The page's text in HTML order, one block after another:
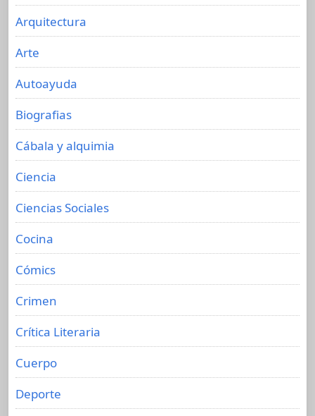
Arquitectura
Arte
Autoayuda
Biografias
Cábala y alquimia
Ciencia
Ciencias Sociales
Cocina
Cómics
Crimen
Crítica Literaria
Cuerpo
Deporte